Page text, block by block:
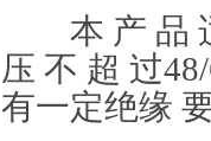
本 产 品
压 不 超 过
有一定绝缘 要